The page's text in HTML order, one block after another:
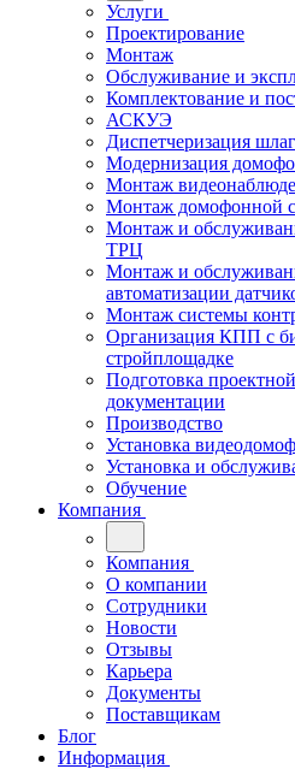
Услуги
Проектирование
Монтаж
Обслуживание и
Комплектование и
АСКУЭ
Диспетчеризация
Модернизация
Монтаж
Монтаж домофонной
Монтаж и
ТРЦ
Монтаж и
автоматизации
Монтаж системы
Организация КПП с
стройплощадке
Подготовка
документации
Производство
Установка
Установка и
Обучение
Компания
Компания
О компании
Сотрудники
Новости
Отзывы
Карьера
Документы
Поставщикам
Блог
Информация